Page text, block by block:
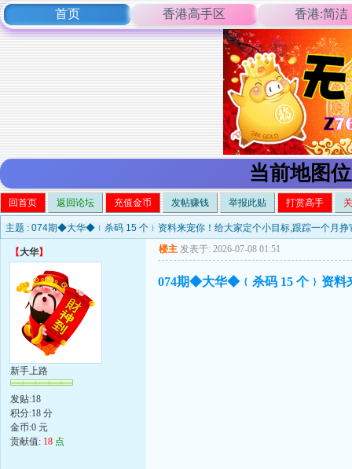
首页 香港高手区 香港:简洁
当前地图
回首页 返回论坛 充值金币 发帖赚钱 举报此贴 打赏高手
主题 : 074期◆大华◆﹛杀码 15 个﹜资料来宠你！给大家定个小目标,跟踪一个月挣
【大华】
新手上路
发贴:18
积分:18 分
金币:0 元
贡献值: 18 点
楼主 发表于: 2026-07-08 01:51
074期◆大华◆﹛杀码 15 个﹜资料